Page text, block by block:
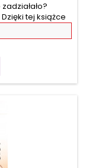
tej książce
realizowany 9-
myślenie i
techniki
rozwiną
wykorzystując
Bars i oczyść